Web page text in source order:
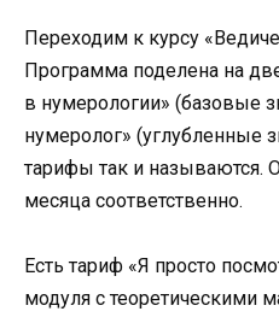
Переходим к курсу
Программа поделена на
в нумерологии» (базовые
нумеролог» (углубленные
тарифы так и называются.
месяца соответственно.
Есть тариф «Я просто
модуля с теоретическими